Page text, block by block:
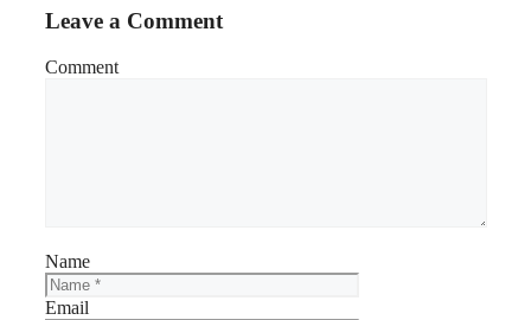
Leave a Comment
Comment
Name
Email